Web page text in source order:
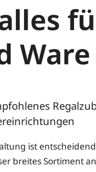
ist
breites Sortiment